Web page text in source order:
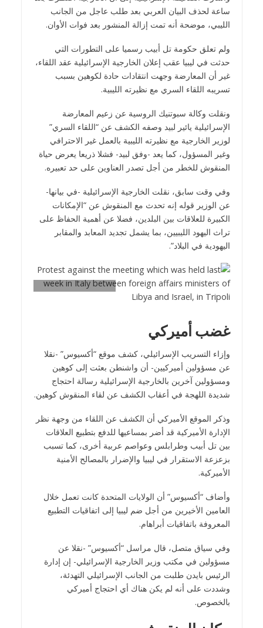
ساعة لحذف البيان العربي بعد طلب عاجل من الجانب
الليبي، موضحة أنه تمت إزالة المنشور بعد فوات الأوان.
​​​​​​​ولم تعلق حكومة تل أبيب رسميا على التطورات التي
حدثت في ليبيا عقب إعلان الخارجية الإسرائيلية عقد اللقاء،
غير أن المعارضة وجهت انتقادات حادة لكوهين بسبب
تسريبه اللقاء السري مع نظيرته الليبية.
ونقلت وكالة سبوتنيك الروسية عن زعيم المعارضة
الإسرائيلية يائير لبيد وصفه الكشف عن “اللقاء السري”
لوزير الخارجية مع نظيرته الليبية بالعمل غير الاحترافي
وغير المسؤول، كما يعد -وفق لبيد- فشلا ذريعا يعرض حياة
المنقوش للخطر من أجل تصدر العناوين على حد تعبيره.
وفي وقت سابق، نقلت الخارجية الإسرائيلية -في بيانها-
عن الوزير قوله إنه تحدث مع المنقوش عن “الإمكانات
الكبيرة للعلاقات بين البلدين، فضلا عن أهمية الحفاظ على
تراث اليهود الليبيين، بما يشمل تجديد المعابد والمقابر
اليهودية في البلاد”.
غضب أميركي
وإزاء التسريب الإسرائيلي، كشف موقع “أكسيوس” -نقلا
عن مسؤولين أميركيين- أن واشنطن بعثت إلى كوهين
ومسؤولين آخرين بالخارجية الإسرائيلية رسالة احتجاج
شديدة اللهجة في أعقاب الكشف عن لقاء المنقوش كوهين.
وذكر الموقع الأميركي أن الكشف عن اللقاء من وجهة نظر
الإدارة الأميركية قد أضر بمساعيها للدفع بتطبيع العلاقات
بين تل أبيب وطرابلس وعواصم عربية أخرى، كما تسبب
بزعزعة الاستقرار في ليبيا والإضرار بالمصالح الأمنية
الأميركية.
وأضاف “أكسيوس” أن الولايات المتحدة كانت تعمل خلال
العامين الأخيرين من أجل ضم ليبيا إلى اتفاقيات التطبيع
المعروفة باتفاقيات أبراهام.
وفي سياق متصل، قال مراسل “أكسيوس” -نقلا عن
مسؤولين في مكتب وزير الخارجية الإسرائيلي- إن إدارة
الرئيس بايدن طلبت من الجانب الإسرائيلي التهدئة،
وشددت على أنه لم يكن هناك أي احتجاج أميركي
بالخصوص.